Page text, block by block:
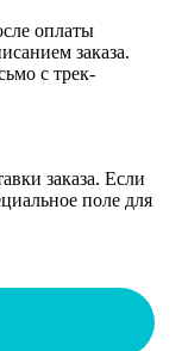
оплаты
заказа.
с трек-
заказа. Если
поле для